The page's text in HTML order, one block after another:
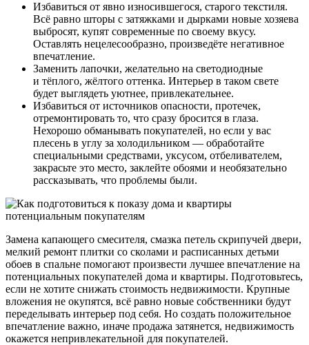
Избавиться от явно износившегося, старого текстиля.
Всё равно шторы с затяжками и дырками новые хозяева
выбросят, купят современные по своему вкусу.
Оставлять нецелесообразно, произведёте негативное
впечатление.
Заменить лапочки, желательно на светодиодные
и тёплого, жёлтого оттенка. Интерьер в таком свете
будет выглядеть уютнее, привлекательнее.
Избавиться от источников опасности, протечек,
отремонтировать то, что сразу бросится в глаза.
Нехорошо обманывать покупателей, но если у вас
плесень в углу за холодильником — обработайте
специальными средствами, уксусом, отбеливателем,
закрасьте это место, заклейте обоями и необязательно
рассказывать, что проблемы были.
Замена капающего смесителя, смазка петель скрипучей двери,
мелкий ремонт плитки со сколами и расписанных детьми
обоев в спальне помогают произвести лучшее впечатление на
потенциальных покупателей дома и квартиры. Подготовьтесь,
если не хотите снижать стоимость недвижимости. Крупные
вложения не окупятся, всё равно новые собственники будут
переделывать интерьер под себя. Но создать положительное
впечатление важно, иначе продажа затянется, недвижимость
окажется непривлекательной для покупателей.